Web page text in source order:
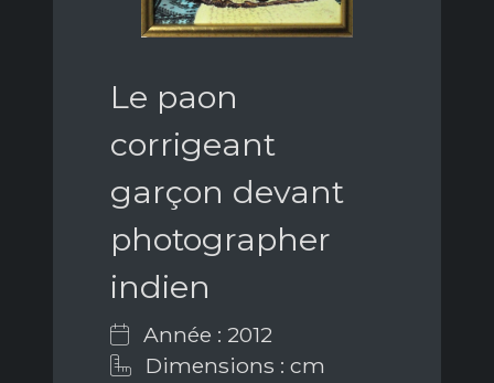
Le paon
corrigeant
garçon devant
photographer
indien
Année : 2012
Dimensions : cm